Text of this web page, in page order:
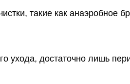
такие как анаэробное
ухода, достаточно лишь